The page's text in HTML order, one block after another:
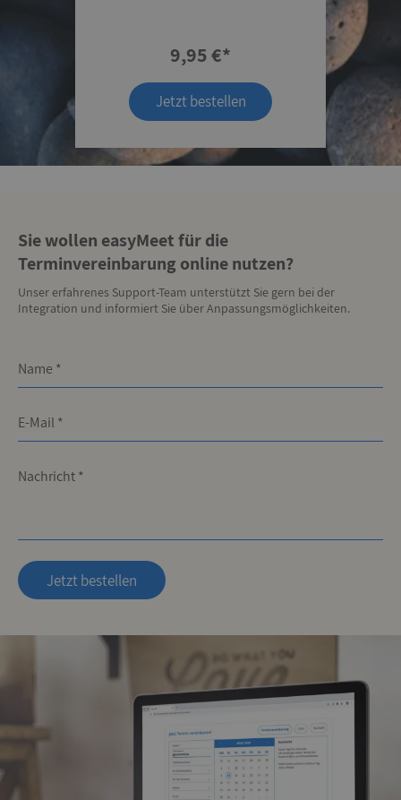
9,95 €*
Jetzt bestellen
Sie wollen easyMeet für die
Terminvereinbarung online nutzen?
Unser erfahrenes Support-Team unterstützt Sie gern bei der
Integration und informiert Sie über Anpassungsmöglichkeiten.
Name *
E-Mail *
Nachricht *